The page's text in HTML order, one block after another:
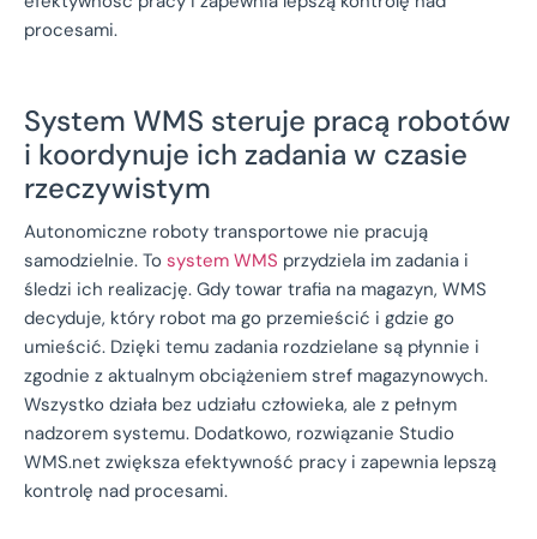
procesami.
System WMS steruje pracą robotów
i koordynuje ich zadania w czasie
rzeczywistym
Autonomiczne roboty transportowe nie pracują
samodzielnie. To system WMS przydziela im zadania i
śledzi ich realizację. Gdy towar trafia na magazyn, WMS
decyduje, który robot ma go przemieścić i gdzie go
umieścić. Dzięki temu zadania rozdzielane są płynnie i
zgodnie z aktualnym obciążeniem stref magazynowych.
Wszystko działa bez udziału człowieka, ale z pełnym
nadzorem systemu. Dodatkowo, rozwiązanie Studio
WMS.net zwiększa efektywność pracy i zapewnia lepszą
kontrolę nad procesami.